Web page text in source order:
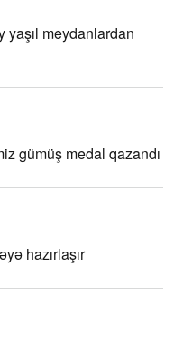
yaşıl meydanlardan
gümüş medal qazandı
hazırlaşır